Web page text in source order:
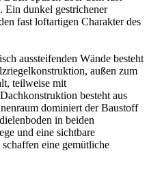
Ein dunkel gestrichener
fast loftartigen Charakter des
aussteifenden Wände besteht
außen zum
teilweise mit
besteht aus
dominiert der Baustoff
in beiden
und eine sichtbare
eine gemütliche